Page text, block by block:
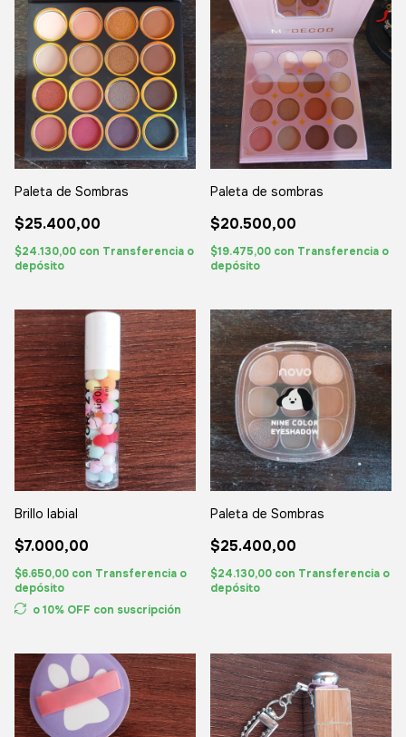
Paleta de Sombras
$25.400,00
$24.130,00 con Transferencia o
depósito
Paleta de sombras
$20.500,00
$19.475,00 con Transferencia o
depósito
Brillo labial
$7.000,00
$6.650,00 con Transferencia o
depósito
o 10% OFF con suscripción
Paleta de Sombras
$25.400,00
$24.130,00 con Transferencia o
depósito